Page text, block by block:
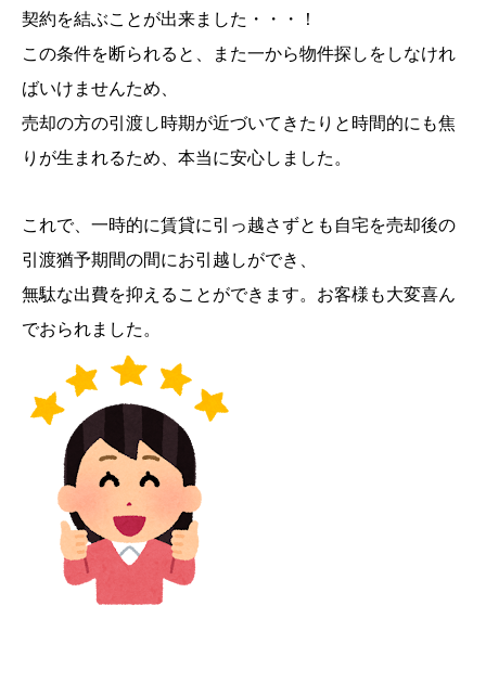
契約を結ぶことが出来ました・・・！
この条件を断られると、また一から物件探しをしなけれ
ばいけませんため、
売却の方の引渡し時期が近づいてきたりと時間的にも焦
りが生まれるため、本当に安心しました。
これで、一時的に賃貸に引っ越さずとも自宅を売却後の
引渡猶予期間の間にお引越しができ、
無駄な出費を抑えることができます。お客様も大変喜ん
でおられました。